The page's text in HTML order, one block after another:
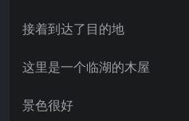
接着到达了目的地
这里是一个临湖的木屋
景色很好